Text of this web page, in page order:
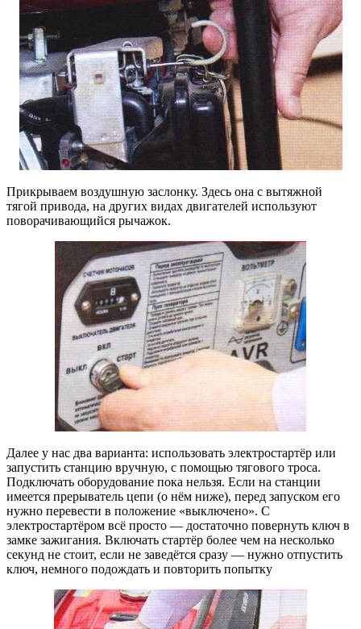
Прикрываем воздушную заслонку. Здесь она с вытяжной
тягой привода, на других видах двигателей используют
поворачивающийся рычажок.
Далее у нас два варианта: использовать электростартёр или
запустить станцию вручную, с помощью тягового троса.
Подключать оборудование пока нельзя. Если на станции
имеется прерыватель цепи (о нём ниже), перед запуском его
нужно перевести в положение «выключено». С
электростартёром всё просто — достаточно повернуть ключ в
замке зажигания. Включать стартёр более чем на несколько
секунд не стоит, если не заведётся сразу — нужно отпустить
ключ, немного подождать и повторить попытку